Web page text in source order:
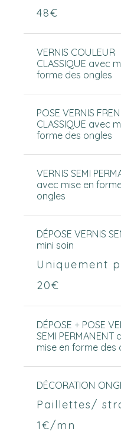
48€
VERNIS COULEUR
CLASSIQUE avec
forme des ongles
POSE VERNIS
CLASSIQUE avec
forme des ongles
VERNIS SEMI
avec mise en
ongles
DÉPOSE VERNIS
mini soin
Uniquement
20€
DÉPOSE + POSE
SEMI PERMANENT
mise en forme des
DÉCORATION
Paillettes/
1€/mn